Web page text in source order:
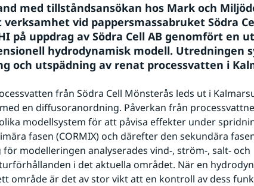
med tillståndsansökan hos Mark och
vid pappersmassabruket Södra
på uppdrag av Södra Cell AB genomfört en
hydrodynamisk modell. Utredningen
och utspädning av renat processvatten i
från Södra Cell Mönsterås leds ut i
en diffusoranordning. Påverkan från
modellsystem för att påvisa effekter under
fasen (CORMIX) och därefter den sekundära
för modelleringen analyserades vind-, ström-, salt- och
i det aktuella området. När en
område är det av stor vikt att en kontroll av dess